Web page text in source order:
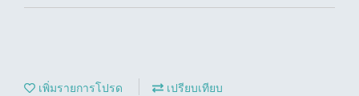
เพิ่มรายการโปรด เปรียบเทียบ